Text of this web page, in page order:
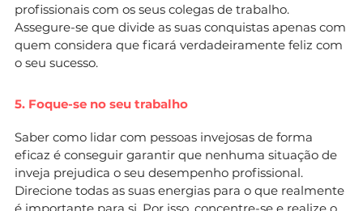
profissionais com os seus colegas de trabalho.
Assegure-se que divide as suas conquistas apenas com
quem considera que ficará verdadeiramente feliz com
o seu sucesso.
5. Foque-se no seu trabalho
Saber como lidar com pessoas invejosas de forma
eficaz é conseguir garantir que nenhuma situação de
inveja prejudica o seu desempenho profissional.
Direcione todas as suas energias para o que realmente
é importante para si. Por isso, concentre-se e realize o